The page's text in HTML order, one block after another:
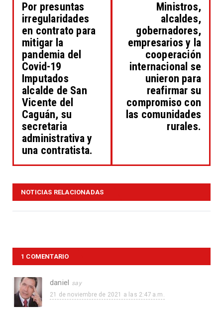
Por presuntas
irregularidades
en contrato para
mitigar la
pandemia del
Covid-19
Imputados
alcalde de San
Vicente del
Caguán, su
secretaria
administrativa y
una contratista.
Ministros,
alcaldes,
gobernadores,
empresarios y la
cooperación
internacional se
unieron para
reafirmar su
compromiso con
las comunidades
rurales.
NOTICIAS RELACIONADAS
1 COMENTARIO
daniel
21 de noviembre de 2021 a las 2:47 a.m.